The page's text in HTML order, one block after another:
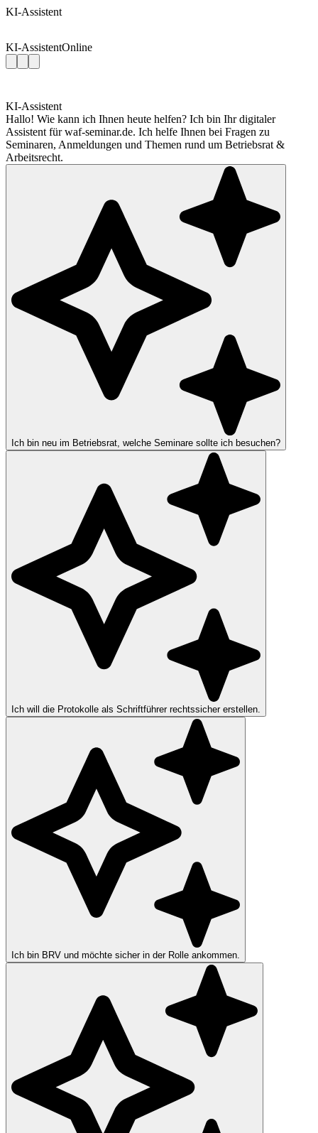
KI-Assistent
KI-AssistentOnline
KI-Assistent
Hallo! Wie kann ich Ihnen heute helfen? Ich bin Ihr digitaler
Assistent für waf-seminar.de. Ich helfe Ihnen bei Fragen zu
Seminaren, Anmeldungen und Themen rund um Betriebsrat &
Arbeitsrecht.
Ich bin neu im Betriebsrat, welche Seminare sollte ich besuchen?
Ich will die Protokolle als Schriftführer rechtssicher erstellen.
Ich bin BRV und möchte sicher in der Rolle ankommen.